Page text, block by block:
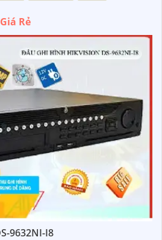
dự án của mình, chúng tôi luôn
cho quý vị.
Rẻ
9632NI-I8